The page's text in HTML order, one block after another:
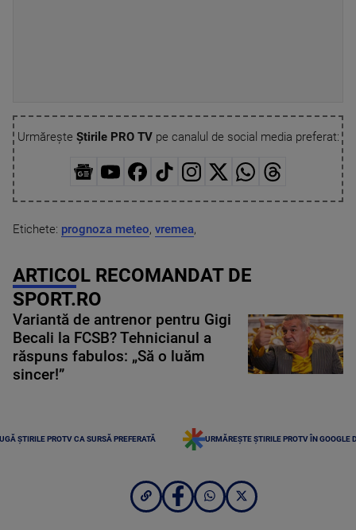
Urmărește Știrile PRO TVpe canalul de social media preferat:
Etichete: prognoza meteo, vremea,
ARTICOL RECOMANDAT DE
SPORT.RO
Variantă de antrenor pentru Gigi
Becali la FCSB? Tehnicianul a
răspuns fabulos: „Să o luăm
sincer!”
ȘTIRILE PROTV CA SURSĂ PREFERATĂ URMĂREȘTE ȘTIRILE PROTV ÎN GOOGLE